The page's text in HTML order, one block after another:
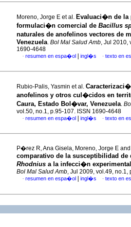
Moreno, Jorge E et al. Evaluaci�n de la
formulaci�n comercial de Bacillus
naturales de anofelinos vectores de
Venezuela. Bol Mal Salud Amb, Jul 2010,
1690-4648
· resumen en espa�ol ingl�s · texto en
Rubio-Palis, Yasmin et al.
anofelinos y otros cul�cidos en
Caura, Estado Bol�var, Venezuela.
vol.50, no.1, p.95-107. ISSN 1690-4648
· resumen en espa�ol ingl�s · texto en
P�rez R, Ana Gisela, Moreno, Jorge E
comparativo de la susceptibilidad de
Rhodnius a la infecci�n
Bol Mal Salud Amb, Jul 2009, vol.49,
· resumen en espa�ol ingl�s · texto en